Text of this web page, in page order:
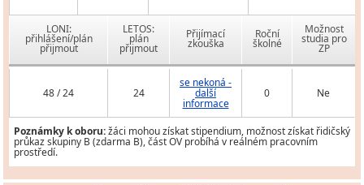
LONI:
přihlášení/plán
přijmout
LETOS:
plán
přijmout
Přijímací
zkouška
Roční
školné
Možnost
studia pro
ZP
48 / 24 24
se nekoná -
další
informace
0 Ne
Poznámky k oboru:žáci mohou získat stipendium, možnost získat řidičský
průkaz skupiny B (zdarma B), část OV probíhá v reálném pracovním
prostředí.